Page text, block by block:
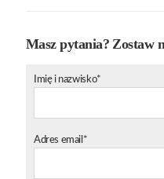
Masz pytania? Zostaw
Imię i nazwisko*
Adres email*